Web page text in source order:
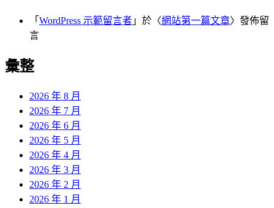
「 WordPress 示範留言者 」於〈網站第一篇文章〉發佈留
言
彙整
2026 年 8 月
2026 年 7 月
2026 年 6 月
2026 年 5 月
2026 年 4 月
2026 年 3 月
2026 年 2 月
2026 年 1 月